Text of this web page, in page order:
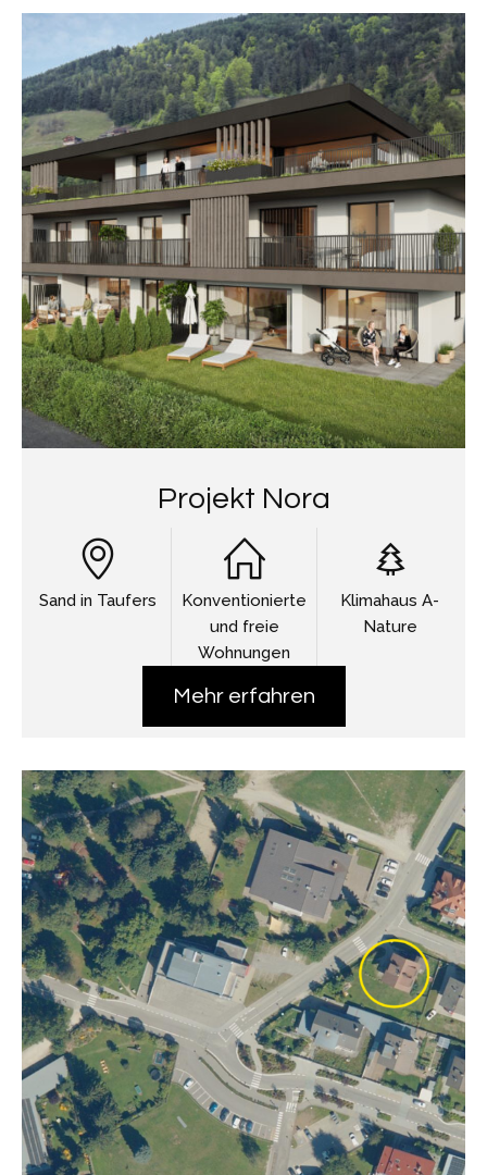
Projekt Nora
Sand in Taufers
Konventionierte
und freie
Wohnungen
Klimahaus A-
Nature
Mehr erfahren